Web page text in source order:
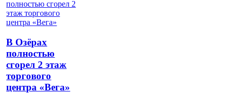
В Озёрах
полностью
сгорел 2 этаж
торгового
центра «Вега»